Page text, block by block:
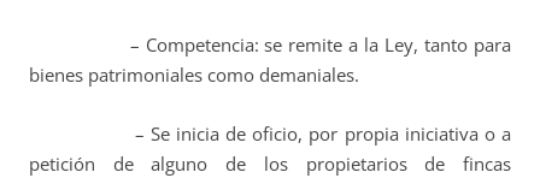
– Competencia: se remite a la Ley, tanto para
bienes patrimoniales como demaniales.
– Se inicia de oficio, por propia iniciativa o a
petición de alguno de los propietarios de fincas